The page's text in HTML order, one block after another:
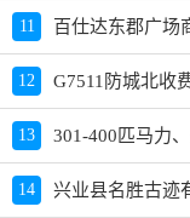
11
12
13
14